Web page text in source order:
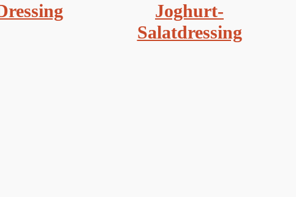
Joghurt-
Salatdressing